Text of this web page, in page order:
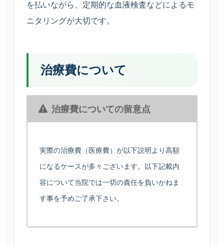
を払いながら、定期的な血液検査などによるモ
ニタリングが大切です。
治療費について
治療費についての留意点
実際の治療費（医療費）が以下説明より高額
になるケースが多々ございます。以下記載内
容について当院では一切の責任を負いかねま
す事を予めご了承下さい。
まるおかAI案内
予約先、診療時間、受診科、美容や介 ×
こんにちは。予約ページ、電話番号、診
療時間、美容の問い合わせ先、受診科の
目安をご案内できます。